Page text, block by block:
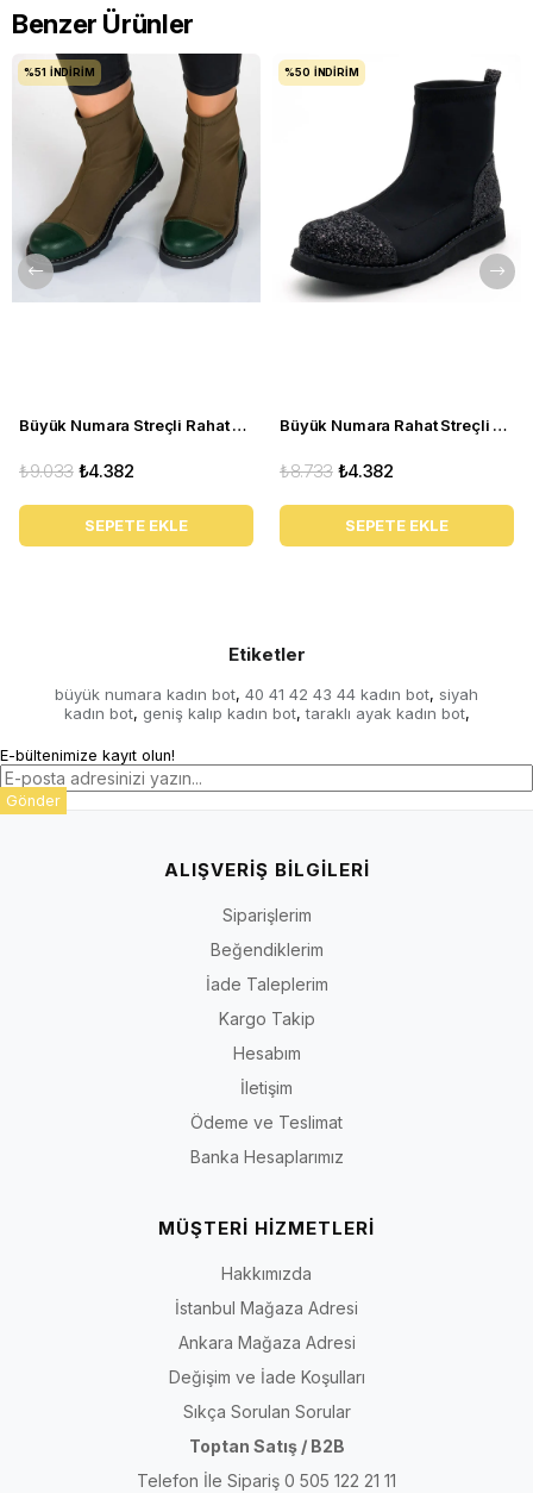
Benzer Ürünler
Büyük Numara Streçli Rahat Kadın BOT 19273 haki
₺4.382
₺9.033
SEPETE EKLE
%51 İNDIRIM
Büyük Numara Rahat Streçli Kadın BOT 19273 siyah
₺4.382
₺8.733
SEPETE EKLE
%50 İNDIRIM
Etiketler
büyük numara kadın bot, 40 41 42 43 44 kadın bot, siyah
kadın bot, geniş kalıp kadın bot, taraklı ayak kadın bot,
E-bültenimize kayıt olun!
Gönder
ALIŞVERİŞ BİLGİLERİ
Siparişlerim
Beğendiklerim
İade Taleplerim
Kargo Takip
Hesabım
İletişim
Ödeme ve Teslimat
Banka Hesaplarımız
MÜŞTERİ HİZMETLERİ
Hakkımızda
İstanbul Mağaza Adresi
Ankara Mağaza Adresi
Değişim ve İade Koşulları
Sıkça Sorulan Sorular
Toptan Satış / B2B
Telefon İle Sipariş 0 505 122 21 11